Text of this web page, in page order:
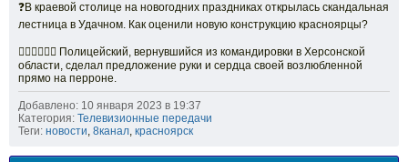
❓В краевой столице на новогодних праздниках открылась скандальная
лестница в Удачном. Как оценили новую конструкцию красноярцы?
👩🏻‍❤‍💋‍👨🏻 Полицейский, вернувшийся из командировки в Херсонской
области, сделал предложение руки и сердца своей возлюбленной
прямо на перроне.
Добавлено: 10 января 2023 в 19:37
Категория: Телевизионные передачи
Теги: новости, 8канал, красноярск